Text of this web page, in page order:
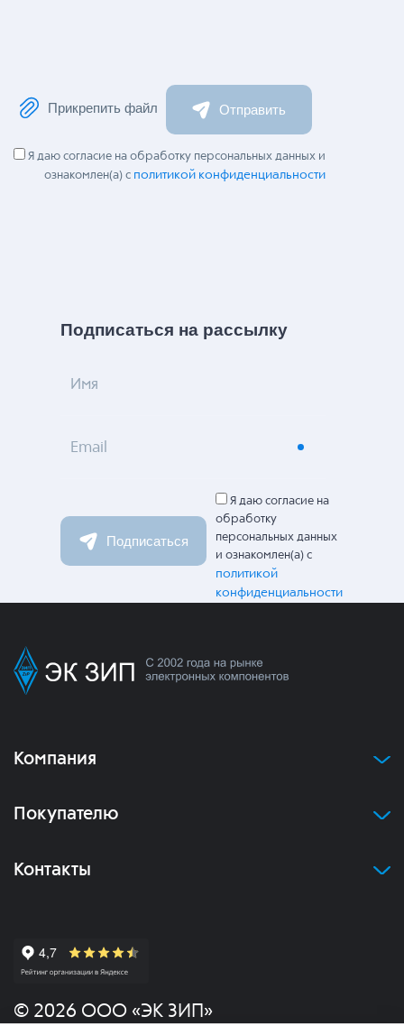
Прикрепить файл Отправить
Я даю согласие на обработку персональных данных и
ознакомлен(а) с политикой конфиденциальности
Подписаться на рассылку
Имя
Email
Подписаться
Я даю согласие на
обработку
персональных данных
и ознакомлен(а) с
политикой
конфиденциальности
Компания
Покупателю
Контакты
© 2026 ООО «ЭК ЗИП»